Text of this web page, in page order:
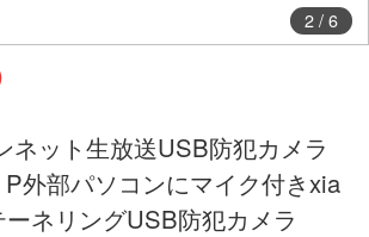
2/ 6
ネット生放送USB防犯カメラ
外部パソコンにマイク付きxia
ネリングUSB防犯カメラ